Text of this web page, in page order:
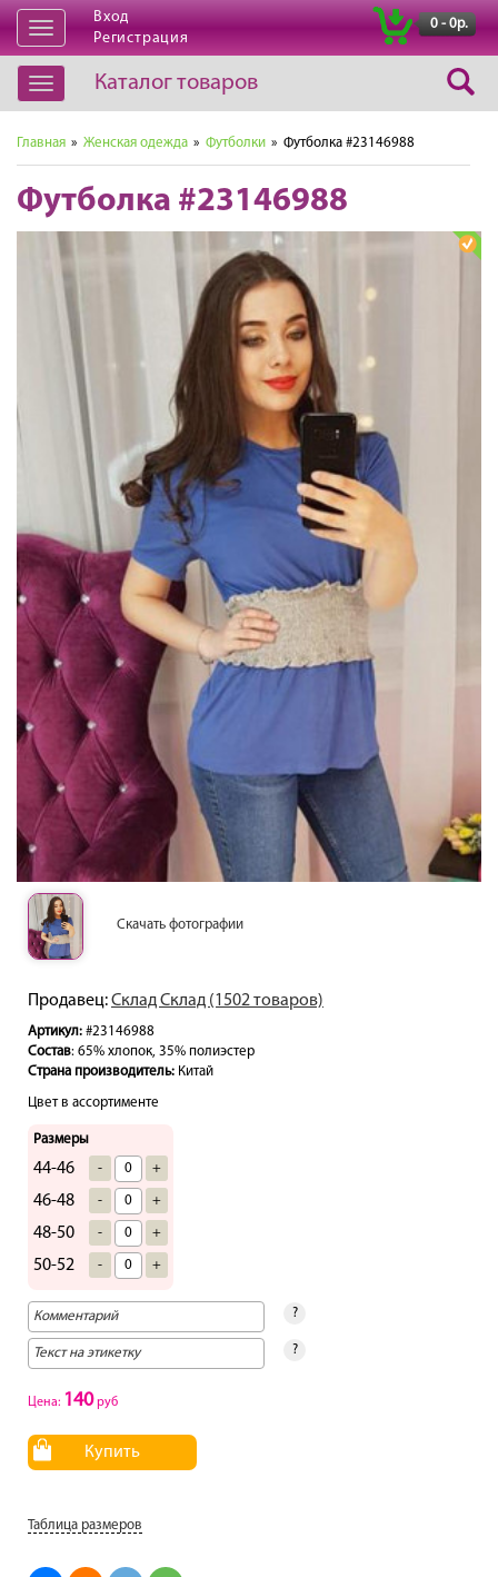
Открыть
навигацию
Вход
Регистрация
0 - 0р.
Открыть
навигацию
Каталог товаров
Главная » Женская одежда » Футболки » Футболка #23146988
Футболка #23146988
Скачать фотографии
Продавец:Склад Склад (1502 товаров)
Артикул: #23146988
Состав: 65% хлопок, 35% полиэстер
Страна производитель: Китай
Цвет в ассортименте
Размеры
44-46 - +
46-48 - +
48-50 - +
50-52 - +
?
?
Цена: 140руб
Купить
Таблица размеров